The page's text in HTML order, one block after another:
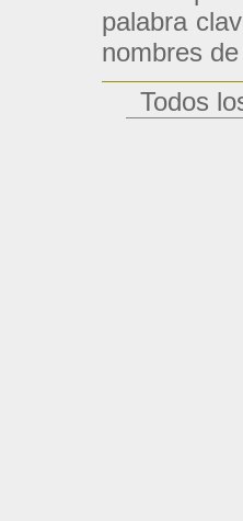
palabra
nombres
Todos